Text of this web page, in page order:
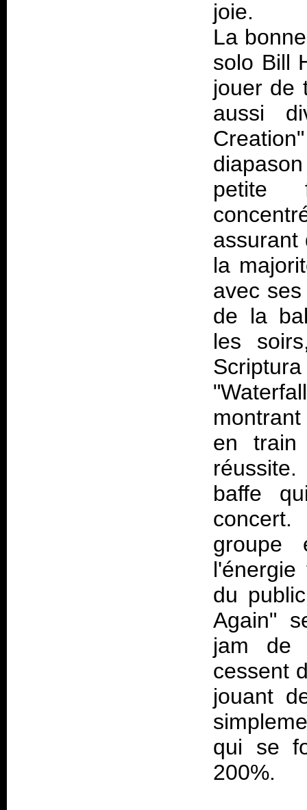
joie.
La
solo Bill
jouer de
aussi
petite
assurant
la
avec
de la
les
en
baffe
groupe
l'énergie
du
Again"
jam de
cessent
jouant
qui se
200%.